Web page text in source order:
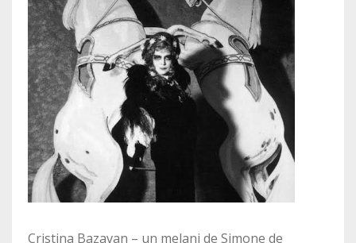
Cristina Bazavan – un melanj de Simone de